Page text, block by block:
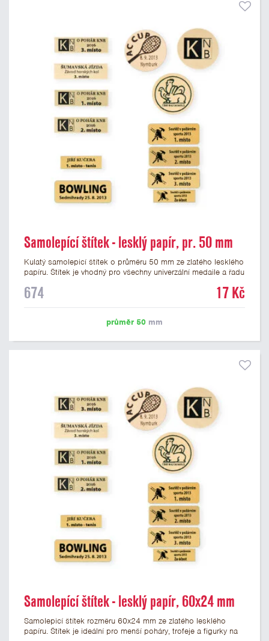
Samolepící štítek - lesklý papír, pr. 50 mm
Kulatý samolepicí štítek o průměru 50 mm ze zlatého lesklého
papíru. Štítek je vhodný pro všechny univerzální medaile a řadu
mm. Na štítek je možné vytisknout logo nebo text dle vašeho
674 17 Kč
průměr 50 mm
Samolepící štítek - lesklý papír, 60x24 mm
Samolepicí štítek rozměru 60x24 mm ze zlatého lesklého
papíru. Štítek je ideální pro menší poháry, trofeje a figurky na